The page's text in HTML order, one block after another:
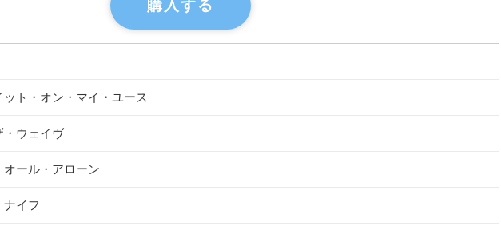
購入する
ット・オン・マイ・ユース
・ウェイヴ
オール・アローン
ナイフ